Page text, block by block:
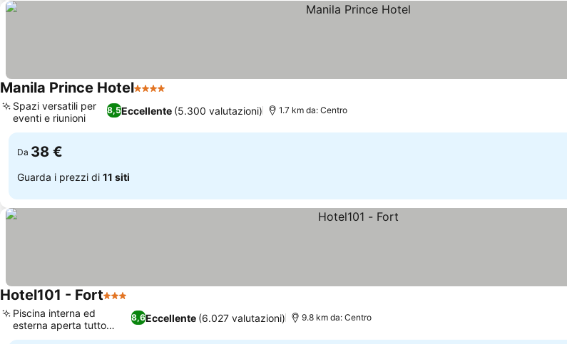
Manila Prince Hotel4 Stelle
8,5Eccellente (5.300 valutazioni)
Spazi versatili per
eventi e riunioni
1.7 km da: Centro
Da 38 €
Guarda i prezzi di 11 siti
Hotel101 - Fort3 Stelle
8,6Eccellente (6.027 valutazioni)
Piscina interna ed
esterna aperta tutto
l'anno
9.8 km da: Centro